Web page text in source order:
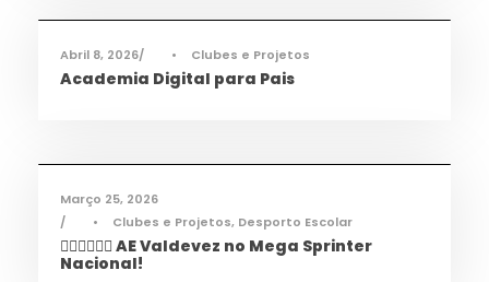
Abril 8, 2026 • Clubes e Projetos
Academia Digital para Pais
Março 25, 2026
•
Clubes e Projetos, Desporto Escolar
🏃‍♀️🏃‍♂️🏃‍♀️ AE Valdevez no Mega Sprinter
Nacional!